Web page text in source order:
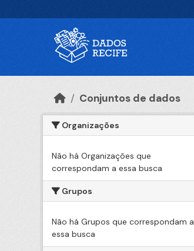
Conjuntos de dados
Organizações
Não há Organizações que
correspondam a essa busca
Grupos
Não há Grupos que correspondam a
essa busca